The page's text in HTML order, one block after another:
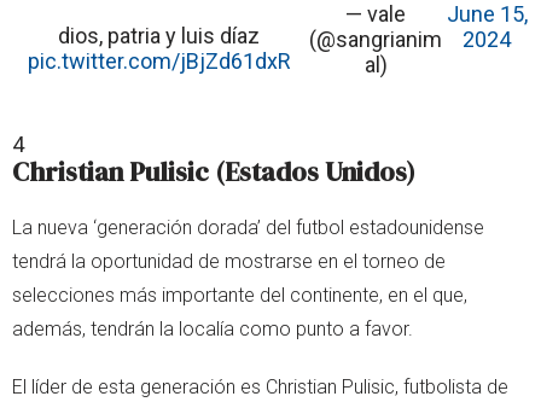
dios, patria y luis díaz
pic.twitter.com/jBjZd61dxR
— vale
(@sangrianim
al)
June 15,
2024
4
Christian Pulisic (Estados Unidos)
La nueva ‘generación dorada’ del futbol estadounidense
tendrá la oportunidad de mostrarse en el torneo de
selecciones más importante del continente, en el que,
además, tendrán la localía como punto a favor.
El líder de esta generación es Christian Pulisic, futbolista de